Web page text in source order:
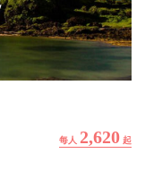
2,620